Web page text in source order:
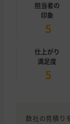
担当者の
印象
5
仕上がり
満足度
5
数社の見積り